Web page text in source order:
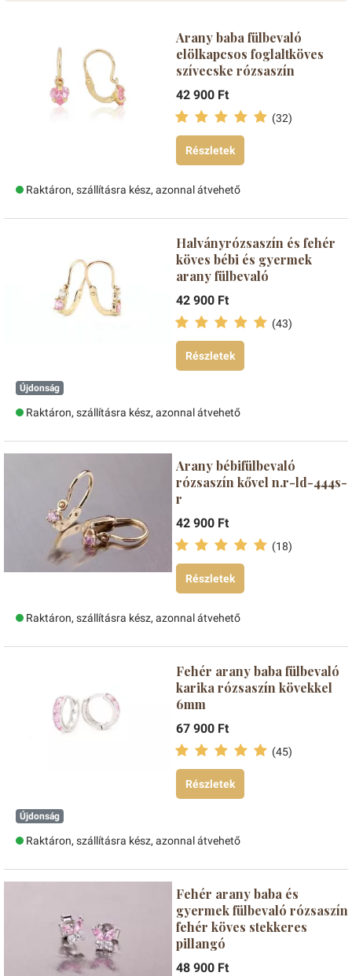
Arany baba fülbevaló
elölkapcsos foglaltköves
szívecske rózsaszín
42 900 Ft
(32)
Részletek
Raktáron, szállításra kész, azonnal átvehető
Halványrózsaszín és fehér
köves bébi és gyermek
arany fülbevaló
42 900 Ft
(43)
Részletek
Újdonság
Raktáron, szállításra kész, azonnal átvehető
Arany bébifülbevaló
rózsaszín kővel n.r-ld-444s-
r
42 900 Ft
(18)
Részletek
Raktáron, szállításra kész, azonnal átvehető
Fehér arany baba fülbevaló
karika rózsaszín kövekkel
6mm
67 900 Ft
(45)
Részletek
Újdonság
Raktáron, szállításra kész, azonnal átvehető
Fehér arany baba és
gyermek fülbevaló rózsaszín
fehér köves stekkeres
pillangó
48 900 Ft